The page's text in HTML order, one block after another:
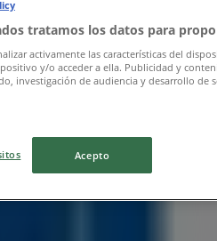
tratamos los datos para
activamente las características del
y/o acceder a ella. Publicidad y
investigación de audiencia y desarrollo de
Acepto